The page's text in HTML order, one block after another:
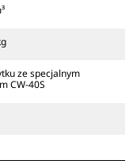
operatora.
gąsienicowymi
Dostępne są
ze specjalnym
CW-40S